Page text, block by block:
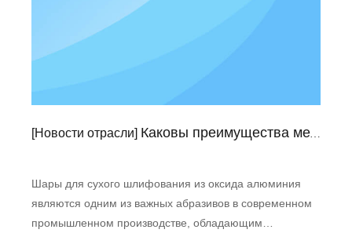
[Новости отрасли] Каковы преимущества мелющих шаров из глинозема для сухого помола?
Шары для сухого шлифования из оксида алюминия
являются одним из важных абразивов в современном
промышленном производстве, обладающим